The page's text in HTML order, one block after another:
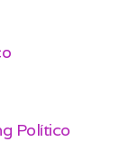
Político